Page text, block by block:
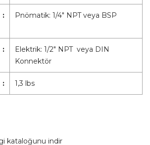
: Pnömatik: 1/4″ NPT veya BSP
:
Elektrik: 1/2″ NPT veya DIN
Konnektör
: 1,3 lbs
kataloğunu indir